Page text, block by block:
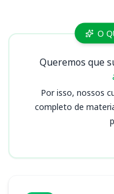
Cursos O
Queremos que
Por isso, nossos
completo de